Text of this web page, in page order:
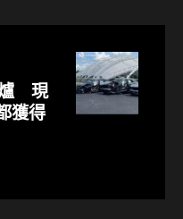
爐 現
獲得